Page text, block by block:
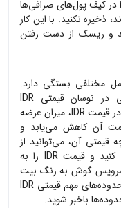
در کیف پول‌های صرافی‌ها
ذخیره نکنید. با این کار
و ریسک از دست رفتن
مختلفی بستگی دارد.
در نوسان قیمتی IDR
در قیمتIDR، میزان عرضه
آن کاهش می‌یابد و
قیمتی آن، می‌توانید از
کنید و قیمتIDR را به
سرویس گوش به زنگ بیت
مهم قیمتی IDR
باخبر شوید.